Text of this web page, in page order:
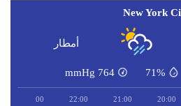
New York
أمطار
71%
764
mmHg
20:00
21:00
22:00
23:00